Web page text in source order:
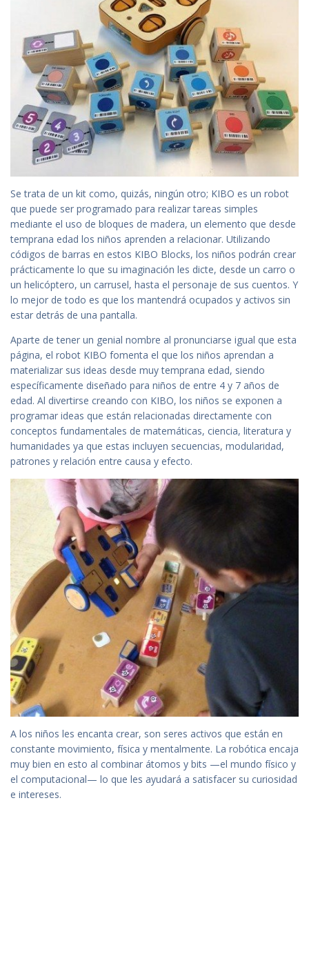
Se trata de un kit como, quizás, ningún otro; KIBO es un robot
que puede ser programado para realizar tareas simples
mediante el uso de bloques de madera, un elemento que desde
temprana edad los niños aprenden a relacionar. Utilizando
códigos de barras en estos KIBO Blocks, los niños podrán crear
prácticamente lo que su imaginación les dicte, desde un carro o
un helicóptero, un carrusel, hasta el personaje de sus cuentos. Y
lo mejor de todo es que los mantendrá ocupados y activos sin
estar detrás de una pantalla.
Aparte de tener un genial nombre al pronunciarse igual que esta
página, el robot KIBO fomenta el que los niños aprendan a
materializar sus ideas desde muy temprana edad, siendo
específicamente diseñado para niños de entre 4 y 7 años de
edad. Al divertirse creando con KIBO, los niños se exponen a
programar ideas que están relacionadas directamente con
conceptos fundamentales de matemáticas, ciencia, literatura y
humanidades ya que estas incluyen secuencias, modularidad,
patrones y relación entre causa y efecto.
A los niños les encanta crear, son seres activos que están en
constante movimiento, física y mentalmente. La robótica encaja
muy bien en esto al combinar átomos y bits —el mundo físico y
el computacional— lo que les ayudará a satisfacer su curiosidad
e intereses.